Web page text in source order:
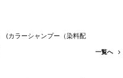
(カラーシャンプー（染料配
一覧へ